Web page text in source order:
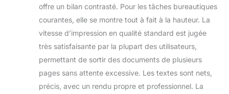
offre un bilan contrasté. Pour les tâches bureautiques
courantes, elle se montre tout à fait à la hauteur. La
vitesse d’impression en qualité standard est jugée
très satisfaisante par la plupart des utilisateurs,
permettant de sortir des documents de plusieurs
pages sans attente excessive. Les textes sont nets,
précis, avec un rendu propre et professionnel. La